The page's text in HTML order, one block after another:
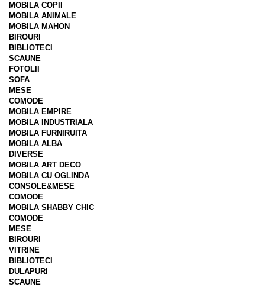
MOBILA COPII
MOBILA ANIMALE
MOBILA MAHON
BIROURI
BIBLIOTECI
SCAUNE
FOTOLII
SOFA
MESE
COMODE
MOBILA EMPIRE
MOBILA INDUSTRIALA
MOBILA FURNIRUITA
MOBILA ALBA
DIVERSE
MOBILA ART DECO
MOBILA CU OGLINDA
CONSOLE&MESE
COMODE
MOBILA SHABBY CHIC
COMODE
MESE
BIROURI
VITRINE
BIBLIOTECI
DULAPURI
SCAUNE